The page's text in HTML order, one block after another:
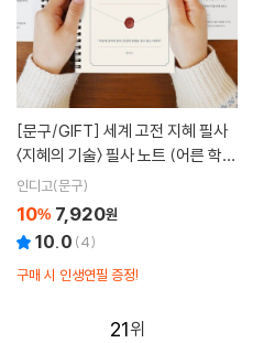
[문구/GIFT]
〈지혜의 기술〉 필사 노트 (어른 학습
지⑫)
인디고(문구)
구매 시 인생연필 증정!
10% 7,920원
10.0 (4)
21